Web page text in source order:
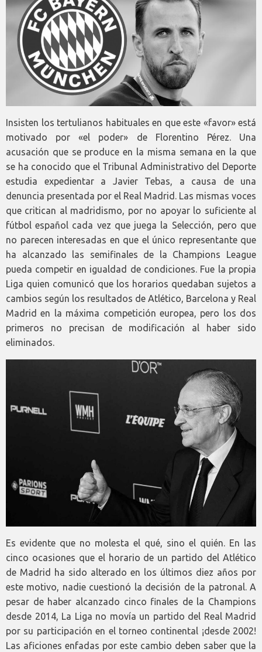
Insisten los tertulianos habituales en que este «favor» está
motivado por «el poder» de Florentino Pérez. Una
acusación que se produce en la misma semana en la que
se ha conocido que el Tribunal Administrativo del Deporte
estudia expedientar a Javier Tebas, a causa de una
denuncia presentada por el Real Madrid. Las mismas voces
que critican al madridismo, por no apoyar lo suficiente al
fútbol español cada vez que juega la Selección, pero que
no parecen interesadas en que el único representante que
ha alcanzado las semifinales de la Champions League
pueda competir en igualdad de condiciones. Fue la propia
Liga quien comunicó que los horarios quedaban sujetos a
cambios según los resultados de Atlético, Barcelona y Real
Madrid en la máxima competición europea, pero los dos
primeros no precisan de modificación al haber sido
eliminados.
Es evidente que no molesta el qué, sino el quién. En las
cinco ocasiones que el horario de un partido del Atlético
de Madrid ha sido alterado en los últimos diez años por
este motivo, nadie cuestionó la decisión de la patronal. A
pesar de haber alcanzado cinco finales de la Champions
desde 2014, La Liga no movía un partido del Real Madrid
por su participación en el torneo continental ¡desde 2002!
Las aficiones enfadas por este cambio deben saber que la